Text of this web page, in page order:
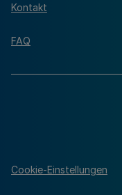
Kontakt
FAQ
Cookie-Einstellungen